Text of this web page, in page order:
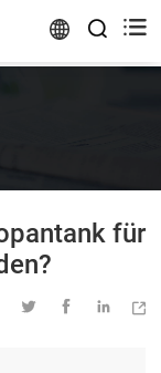
 
für
   